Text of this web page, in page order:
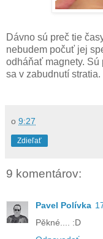
Dávno sú preč tie
nebudem počuť jej
odháňať magnety. Sú
sa v zabudnutí stratia.
o 9:27
Zdieľať
9 komentárov:
Pavel Polívka
Pěkné.... :D